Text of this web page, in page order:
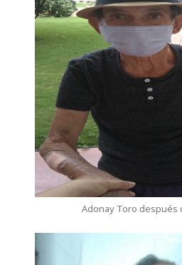
Adonay Toro después